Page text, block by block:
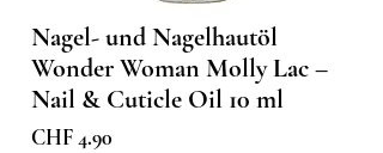
Nagel- und Nagelhautöl
Wonder Woman Molly Lac –
Nail & Cuticle Oil 10 ml
CHF 4.90